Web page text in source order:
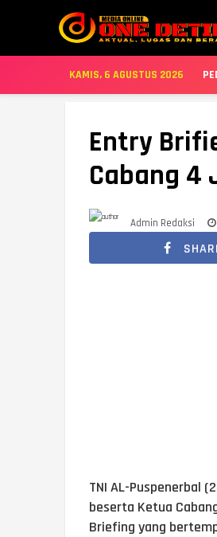
KAMIS, 6 AGUSTUS 2026
Entry
Cabang 4
Admin Redaksi
TNI AL-Puspenerbal
beserta Ketua
Briefing yang